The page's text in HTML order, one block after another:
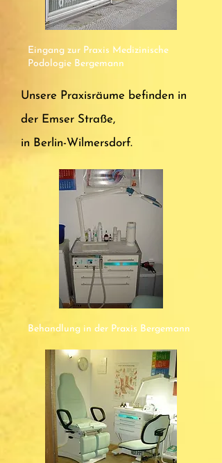
Eingang zur Praxis Medizinische
Podologie Bergemann
Unsere Praxisräume befinden in
der Emser Straße,
in Berlin-Wilmersdorf.
Behandlung in der Praxis Bergemann